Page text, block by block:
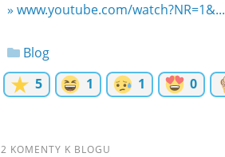
» www.youtube.com/watch?NR=1&...
Blog
5
1 1 0
2 KOMENTY K BLOGU